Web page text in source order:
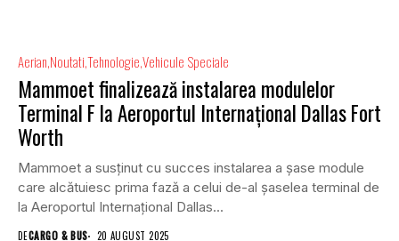
Aerian NoutatiTehnologieVehicule Speciale
Mammoet finalizează instalarea modulelor
Terminal F la Aeroportul Internațional Dallas Fort
Worth
Mammoet a susținut cu succes instalarea a șase module
care alcătuiesc prima fază a celui de-al șaselea terminal de
la Aeroportul Internațional Dallas...
DECARGO & BUS 20 AUGUST 2025